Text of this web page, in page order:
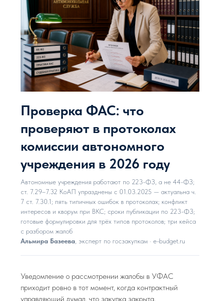
Проверка ФАС: что
проверяют в протоколах
комиссии автономного
учреждения в 2026 году
Автономные учреждения работают по 223-ФЗ, а не 44-ФЗ;
ст. 7.29–7.32 КоАП упразднены с 01.03.2025 — актуальна ч.
7 ст. 7.30.1; пять типичных ошибок в протоколах; конфликт
интересов и кворум при ВКС; сроки публикации по 223-ФЗ;
готовые формулировки для трёх типов протоколов; три кейса
с разбором жалоб
Альмира Базеева, эксперт по госзакупкам · e-budget.ru
Уведомление о рассмотрении жалобы в УФАС
приходит ровно в тот момент, когда контрактный
управляющий думал, что закупка закрыта.